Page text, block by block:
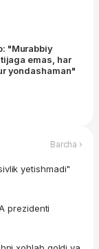
"Murabbiy
emas, har
yondashaman"
Barcha ›
yetishmadi"
prezidenti